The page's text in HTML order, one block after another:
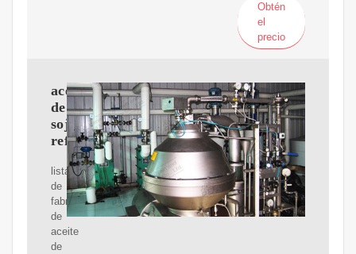
Obtén
el
precio
aceite
de
soja
refinado
lista
de
fabricantes
de
aceite
de